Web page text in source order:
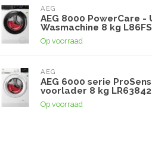
AEG
AEG 8000 PowerCare -
Wasmachine 8 kg
Op voorraad
AEG
AEG 6000 serie
voorlader 8 kg LR63842
Op voorraad